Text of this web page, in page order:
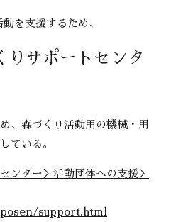
を支援するため、
りサポートセンタ
、森づくり活動用の機械・用
ている。
ンター＞活動団体への支援＞
support.html